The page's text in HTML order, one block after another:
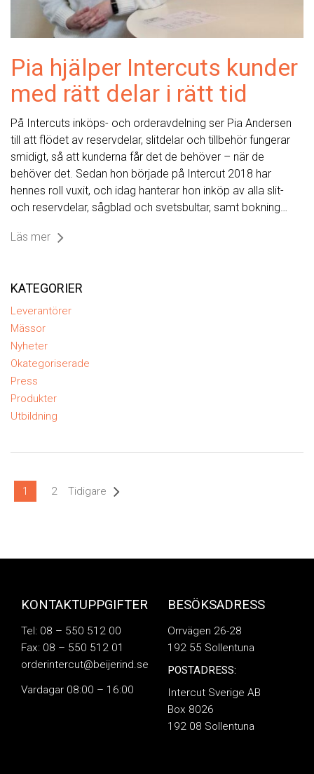
Pia hjälper Intercuts kunder
med rätt delar i rätt tid
På Intercuts inköps- och orderavdelning ser Pia Andersen
till att flödet av reservdelar, slitdelar och tillbehör fungerar
smidigt, så att kunderna får det de behöver – när de
behöver det. Sedan hon började på Intercut 2018 har
hennes roll vuxit, och idag hanterar hon inköp av alla slit-
och reservdelar, sågblad och svetsbultar, samt bokning…
Läs mer
KATEGORIER
Leverantörer
Mässor
Nyheter
Okategoriserade
Press
Produkter
Utbildning
1 2 Tidigare
KONTAKTUPPGIFTER
Tel: 08 – 550 512 00
Fax: 08 – 550 512 01
orderintercut@beijerind.se
Vardagar 08:00 – 16:00
BESÖKSADRESS
Orrvägen 26-28
192 55 Sollentuna
POSTADRESS:
Intercut Sverige AB
Box 8026
192 08 Sollentuna